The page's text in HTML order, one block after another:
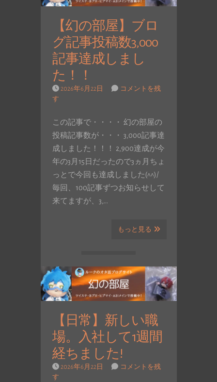
【幻の部屋】ブロ
グ記事投稿数3,000
記事達成しまし
た！！
2026年6月22日
コメントを残
す
この記事で・・・・ 幻の部屋の
投稿記事数が・・・ 3,000記事達
成しました！！！ 2,900達成が今
年の3月15日だったので3ヵ月ちょ
っとで今回も達成しました(^^)/
毎回、100記事ずつお知らせして
来てますが、3,…
もっと見る
【日常】新しい職
場。入社して1週間
経ちました!
2026年6月22日
コメントを残
す